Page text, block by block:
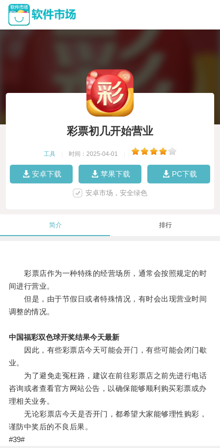
彩票初几开始营业
工具 时间：2025-04-01
安卓下载 苹果下载 PC下载
安卓市场，安全绿色
简介 排行
彩票店作为一种特殊的经营场所，通常会按照规定的时
间进行营业。
但是，由于节假日或者特殊情况，有时会出现营业时间
调整的情况。
中国福彩双色球开奖结果今天最新
因此，有些彩票店今天可能会开门，有些可能会闭门歇
业。
为了避免走冤枉路，建议在前往彩票店之前先进行电话
咨询或者查看官方网站公告，以确保能够顺利购买彩票或办
理相关业务。
无论彩票店今天是否开门，都希望大家能够理性购彩，
谨防中奖后的不良后果。
#39#